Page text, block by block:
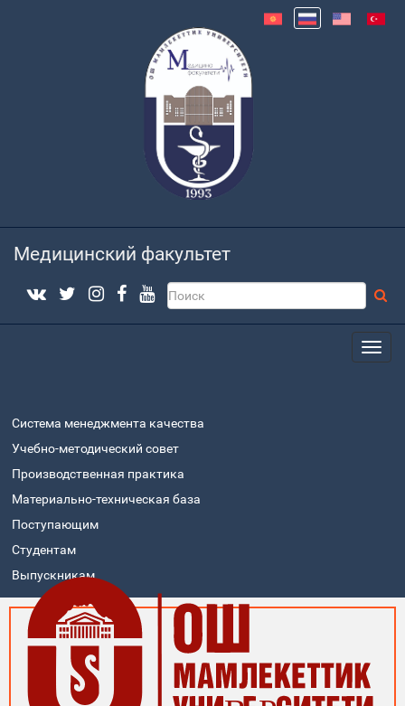
Медицинский факультет
Система менеджмента качества
Учебно-методический совет
Производственная практика
Материально-техническая база
Поступающим
Студентам
Выпускникам